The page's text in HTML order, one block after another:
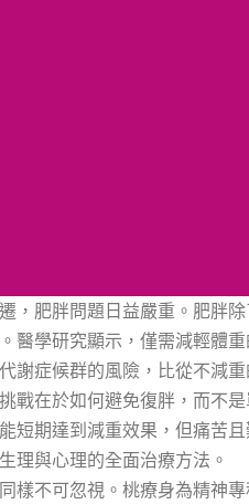
，肥胖問題日益嚴重。肥胖
醫學研究顯示，僅需減輕體
症候群的風險，比從不減
在於如何避免復胖，而不
短期達到減重效果，但痛苦
理與心理的全面治療方法。
樣不可忽視。桃療身為精神